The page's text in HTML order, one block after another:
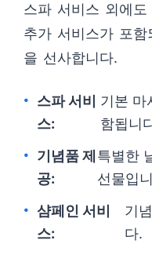
스파 서비스 외에
추가 서비스가 포
을 선사합니다.
스파 서비
스:
기본 마
함됩니
기념품 제
공:
특별한
선물입
샴페인 서비
스:
기
다.